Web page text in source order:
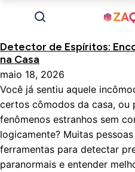
Detector de Espíritos:
na Casa
maio 18, 2026
Você já sentiu aquele
certos cômodos da casa, ou
fenômenos estranhos sem
logicamente? Muitas
ferramentas para detectar
paranormais e entender